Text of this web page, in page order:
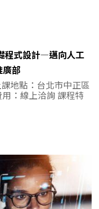
程式設計—邁向人工
廣部
地點：台北市中正區
：線上洽詢 課程特